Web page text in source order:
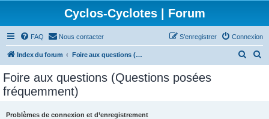
Cyclos-Cyclotes | Forum
FAQ Nous contacter Connexion
S’enregistrer
Index du forum Foire aux questions (Questions posées fréquemment)
Foire aux questions (Questions posées
fréquemment)
Problèmes de connexion et d’enregistrement